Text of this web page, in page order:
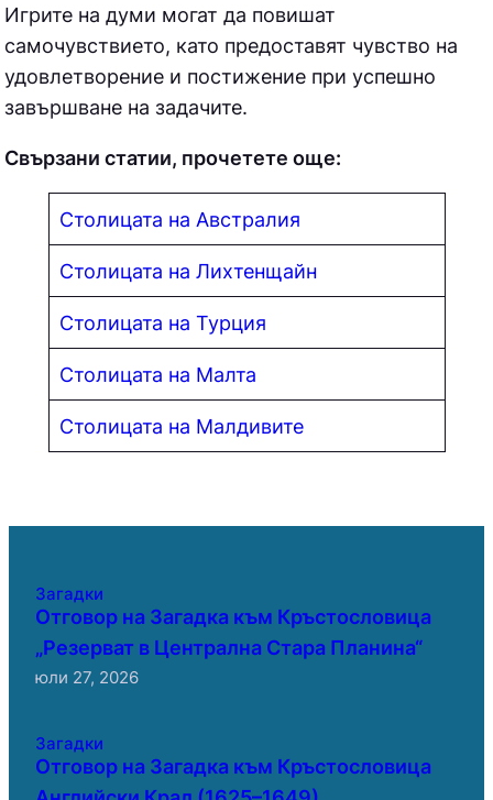
Игрите на думи могат да повишат
самочувствието, като предоставят чувство на
удовлетворение и постижение при успешно
завършване на задачите.
Свързани статии, прочетете още:
Столицата на Австралия
Столицата на Лихтенщайн
Столицата на Турция
Столицата на Малта
Столицата на Малдивите
Загадки
Отговор на Загадка към Кръстословица
„Резерват в Централна Стара Планина“
юли 27, 2026
Загадки
Отговор на Загадка към Кръстословица